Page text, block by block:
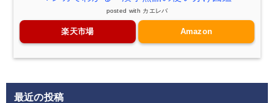
posted with カエレバ
楽天市場 Amazon
最近の投稿